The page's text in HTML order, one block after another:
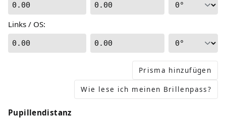
0.00 0.00
Links / OS:
0.00 0.00
Prisma hinzufügen
Wie lese ich meinen Brillenpass?
Pupillendistanz